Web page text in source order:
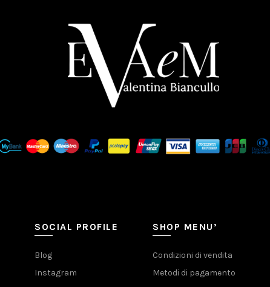
SOCIAL PROFILE
Blog
Instagram
SHOP MENU’
Condizioni di vendita
Metodi di pagamento